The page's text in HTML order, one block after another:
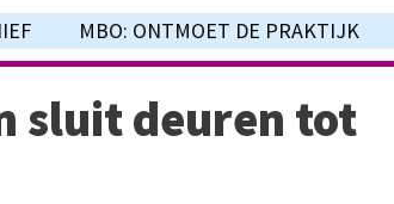
MBO: ONTMOET DE PRAKTIJK
sluit deuren tot